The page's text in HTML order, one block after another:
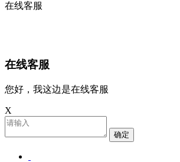
在线客服
在线客服
您好，我这边是在线客服
X
确定